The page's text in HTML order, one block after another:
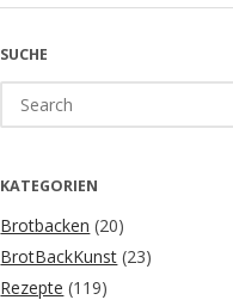
SUCHE
for:
KATEGORIEN
Brotbacken (20)
BrotBackKunst (23)
Rezepte (119)